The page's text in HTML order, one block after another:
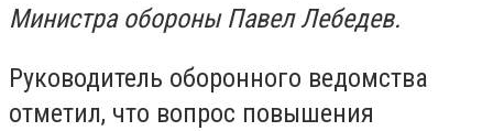
Министра обороны Павел Лебедев.
Руководитель оборонного ведомства
отметил, что вопрос повышения